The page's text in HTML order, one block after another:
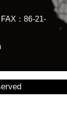
：86-21-